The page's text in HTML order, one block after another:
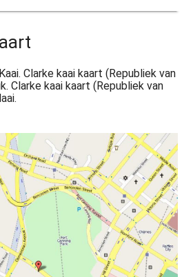
Clarke kaai kaart (Republiek van
Clarke kaai kaart (Republiek van